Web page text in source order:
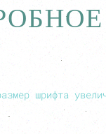
шрифта